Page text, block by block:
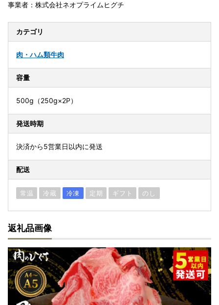
事業者：株式会社ネオプライムヒグチ
カテゴリ
肉・ハム類牛肉
容量
500g（250g×2P）
発送時期
決済から5営業日以内に発送
配送
常温 冷蔵 冷凍 定期 ギフト のし
返礼品画像